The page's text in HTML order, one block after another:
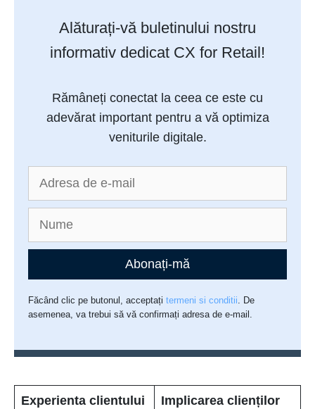
Alăturați-vă buletinului nostru
informativ dedicat CX for Retail!
Rămâneți conectat la ceea ce este cu
adevărat important pentru a vă optimiza
veniturile digitale.
Abonați-mă
Făcând clic pe butonul, acceptațitermeni si conditii. De
asemenea, va trebui să vă confirmați adresa de e-mail.
Experienta clientului Implicarea clienților